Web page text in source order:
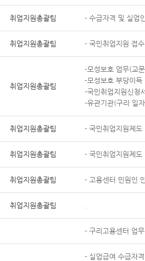
취업지원총괄팀 - 수급자격 및 실업
취업지원총괄팀 - 국민취업지원 접
취업지원총괄팀
-모성보호 업무(교
-모성보호 부당이
-국민취업지원신청
-유관기관(구리 일
취업지원총괄팀 - 국민취업지원제
취업지원총괄팀 - 국민취업지원제
취업지원총괄팀 - 고용센터 민원인
취업지원총괄팀
- 구리고용센터 업
- 실업급여 수급자